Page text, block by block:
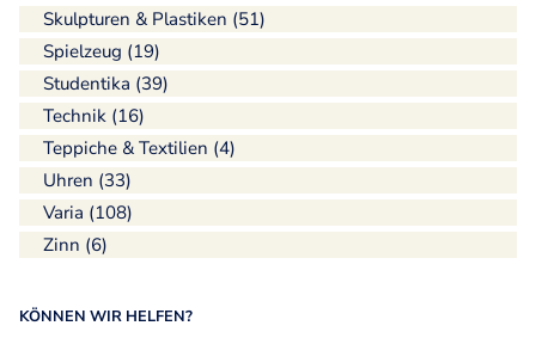
Skulpturen & Plastiken (51)
Spielzeug (19)
Studentika (39)
Technik (16)
Teppiche & Textilien (4)
Uhren (33)
Varia (108)
Zinn (6)
KÖNNEN WIR HELFEN?